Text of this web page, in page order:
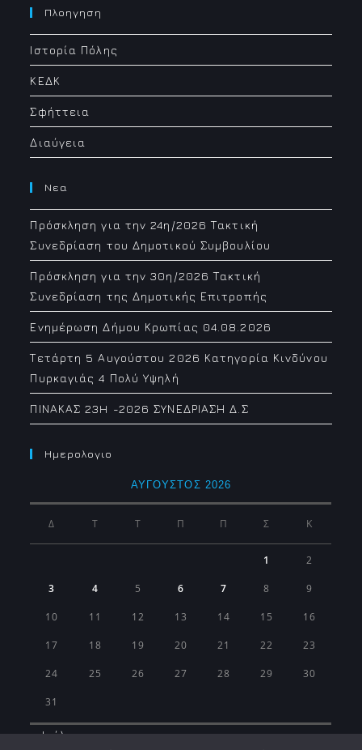
Πλοηγηση
Ιστορία Πόλης
ΚΕΔΚ
Σφήττεια
Διαύγεια
Νεα
Πρόσκληση για την 24η/2026 Τακτική
Συνεδρίαση του Δημοτικού Συμβουλίου
Πρόσκληση για την 30η/2026 Τακτική
Συνεδρίαση της Δημοτικής Επιτροπής
Ενημέρωση Δήμου Κρωπίας 04.08.2026
Τετάρτη 5 Αυγούστου 2026 Κατηγορία Κινδύνου
Πυρκαγιάς 4 Πολύ Υψηλή
ΠΙΝΑΚΑΣ 23H -2026 ΣΥΝΕΔΡΙΑΣΗ Δ.Σ
Ημερολογιο
ΑΎΓΟΥΣΤΟΣ 2026
Δ Τ Τ Π Π Σ Κ
1 2
3 4 5 6 7 8 9
10 11 12 13 14 15 16
17 18 19 20 21 22 23
24 25 26 27 28 29 30
31
« Ιούλ